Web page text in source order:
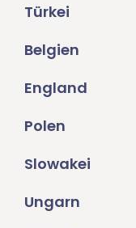
Türkei
Belgien
England
Polen
Slowakei
Ungarn